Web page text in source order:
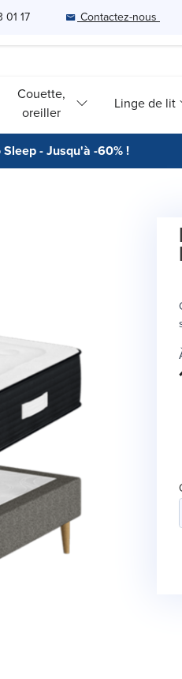
01 17 Contactez-nous
Couette,
oreiller
Linge de lit
- Jusqu'à -60% !